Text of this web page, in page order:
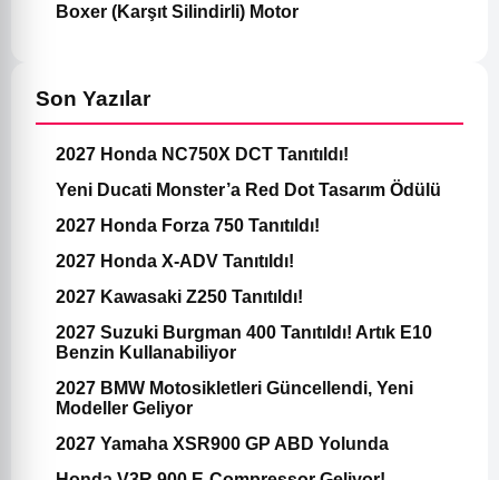
Boxer (Karşıt Silindirli) Motor
Son Yazılar
2027 Honda NC750X DCT Tanıtıldı!
Yeni Ducati Monster’a Red Dot Tasarım Ödülü
2027 Honda Forza 750 Tanıtıldı!
2027 Honda X-ADV Tanıtıldı!
2027 Kawasaki Z250 Tanıtıldı!
2027 Suzuki Burgman 400 Tanıtıldı! Artık E10
Benzin Kullanabiliyor
2027 BMW Motosikletleri Güncellendi, Yeni
Modeller Geliyor
2027 Yamaha XSR900 GP ABD Yolunda